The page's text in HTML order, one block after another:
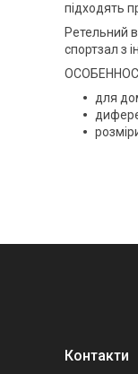
підходять
Ретельний
спортзал з
для